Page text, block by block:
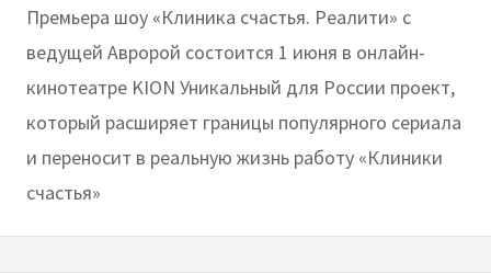
Премьера шоу «Клиника счастья. Реалити» с
ведущей Авророй состоится 1 июня в онлайн-
кинотеатре KION Уникальный для России проект,
который расширяет границы популярного сериала
и переносит в реальную жизнь работу «Клиники
счастья»